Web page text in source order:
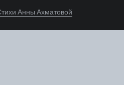
Анны Ахматовой